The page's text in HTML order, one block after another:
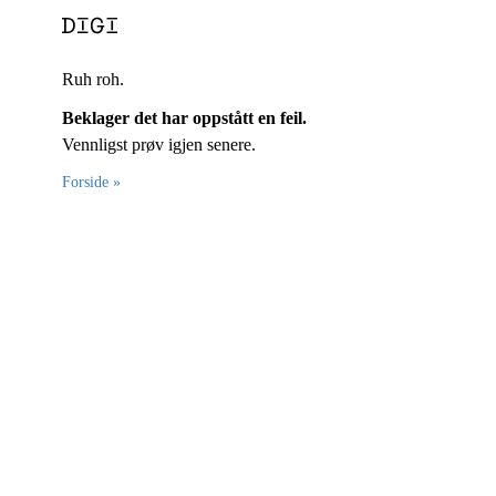
Ruh roh.
Beklager det har oppstått en feil.
Vennligst prøv igjen senere.
Forside »